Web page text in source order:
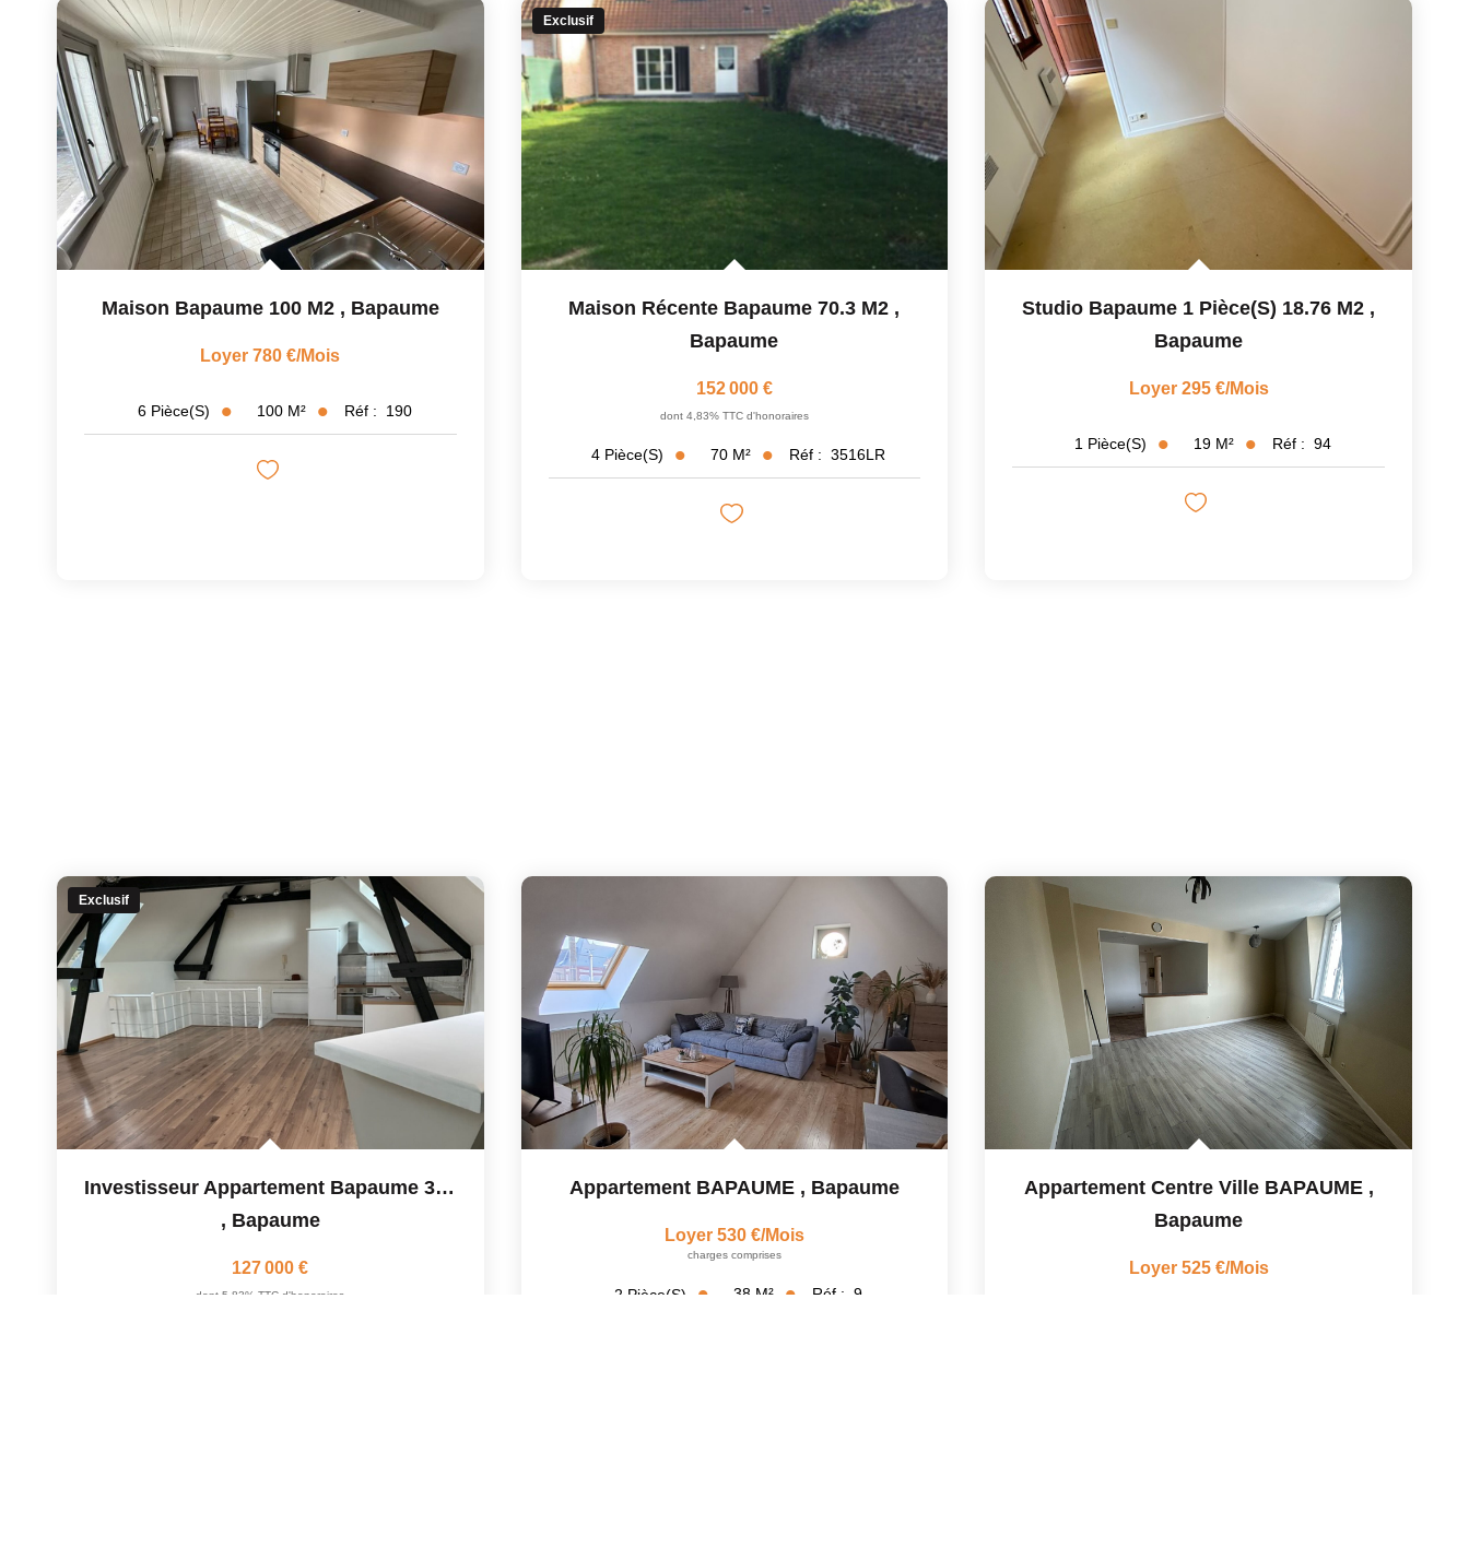
Maison Bapaume 100 M2 , Bapaume
Loyer 780 €/mois
6 Pièce(s) 100 M² Réf : 190
Exclusif
Maison Récente Bapaume 70.3 M2 ,
Bapaume
152 000 €
dont 4,83% TTC d'honoraires
4 Pièce(s) 70 M² Réf : 3516LR
Studio Bapaume 1 Pièce(s) 18.76 M2 ,
Bapaume
Loyer 295 €/mois
1 Pièce(s) 19 M² Réf : 94
Exclusif
Investisseur Appartement Bapaume 3 Pièce(s) 63.6 M2
, Bapaume
127 000 €
dont 5,83% TTC d'honoraires
Appartement BAPAUME , Bapaume
Loyer 530 €/mois
charges comprises
2 Pièce(s) 38 M² Réf : 9
Appartement Centre Ville BAPAUME ,
Bapaume
Loyer 525 €/mois